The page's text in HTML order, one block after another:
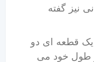
نیز گفته
یک قطعه ای دو
طول خود می